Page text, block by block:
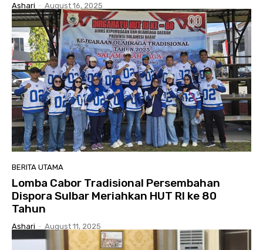
Ashari - August 16, 2025
BERITA UTAMA
Lomba Cabor Tradisional Persembahan
Dispora Sulbar Meriahkan HUT RI ke 80
Tahun
Ashari - August 11, 2025